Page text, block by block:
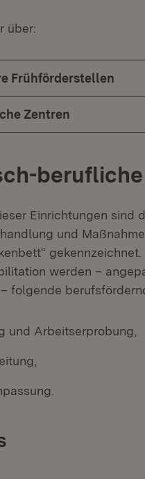
über:
Frühförderstellen
Zentren
Einrichtungen sind
und
werden –
folgende
und Arbeitserprobung,